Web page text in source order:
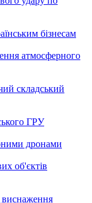
бізнесам
атмосферного
складський
ГРУ
дронами
об'єктів
виснаження